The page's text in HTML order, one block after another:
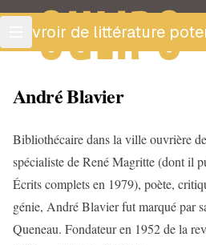
OULIPO
ouvroir de littérature
André Blavier
Bibliothécaire dans la ville ouvrière
spécialiste de René Magritte (dont il
Écrits complets en 1979), poète,
génie, André Blavier fut marqué par
Queneau. Fondateur en 1952 de la